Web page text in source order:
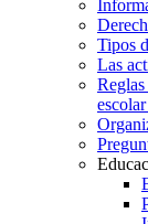
Tipos
Las